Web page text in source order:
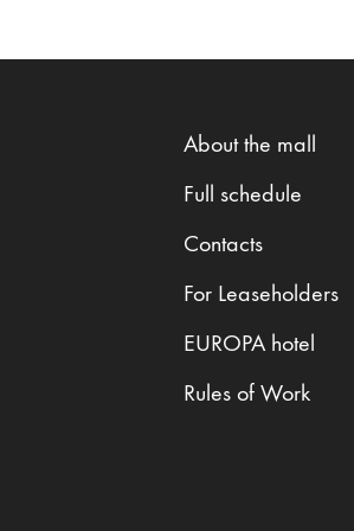
About the mall
Full schedule
Contacts
For Leaseholders
EUROPA hotel
Rules of Work